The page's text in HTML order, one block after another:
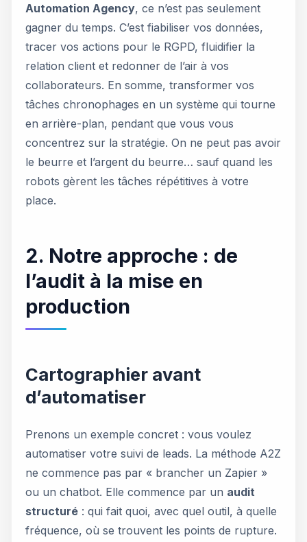
Automation Agency, ce n’est pas seulement
gagner du temps. C’est fiabiliser vos données,
tracer vos actions pour le RGPD, fluidifier la
relation client et redonner de l’air à vos
collaborateurs. En somme, transformer vos
tâches chronophages en un système qui tourne
en arrière-plan, pendant que vous vous
concentrez sur la stratégie. On ne peut pas avoir
le beurre et l’argent du beurre… sauf quand les
robots gèrent les tâches répétitives à votre
place.
2. Notre approche : de
l’audit à la mise en
production
Cartographier avant
d’automatiser
Prenons un exemple concret : vous voulez
automatiser votre suivi de leads. La méthode A2Z
ne commence pas par « brancher un Zapier »
ou un chatbot. Elle commence par un audit
structuré : qui fait quoi, avec quel outil, à quelle
fréquence, où se trouvent les points de rupture.